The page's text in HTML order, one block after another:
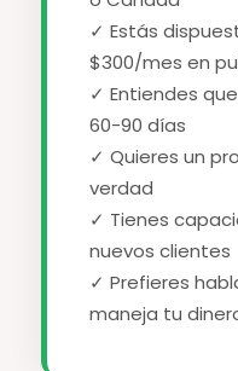
✓ Estás
$300/mes en
✓ Entiendes
60-90 días
✓ Quieres un
verdad
✓ Tienes
nuevos clientes
✓ Prefieres
maneja tu